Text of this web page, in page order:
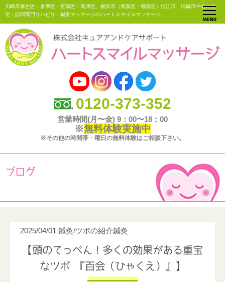
川崎市麻生区・多摩区・宮前区・高津区、横浜市（青葉区・都筑区）狛江市、稲城市中心に在
宅・訪問専門リハビリ・鍼灸マッサージのハートスマイルマッサージ
0120-373-352
営業時間(月〜金) 9：00〜18：00
※無料体験実施中
※その他の時間帯・曜日の無料体験はご相談下さい。
ブログ
2025/04/01 鍼灸/ツボの紹介鍼灸
【頭のてっぺん！多くの効果がある重宝
なツボ 『百会（ひゃくえ）』】